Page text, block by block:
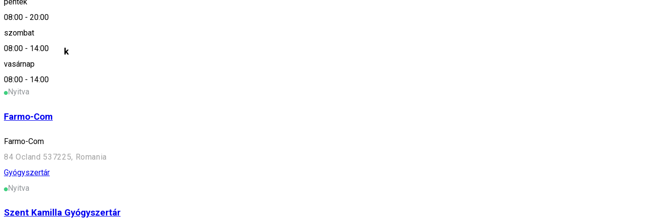
péntek
08:00 - 20:00
szombat
08:00 - 14:00
vasárnap
08:00 - 14:00
Farmacia Réka
Hasonló helyek
Gyógyszertár
Nyitva
Farmo-Com
Farmo-Com
84 Ocland 537225, Romania
Gyógyszertár
Nyitva
Szent Kamilla Gyógyszertár